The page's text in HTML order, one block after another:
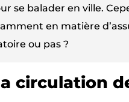
se balader en ville.
en matière
ou pas ?
circulation